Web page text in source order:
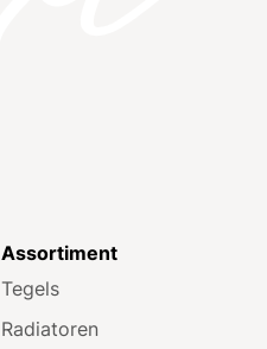
Assortiment
Tegels
Radiatoren